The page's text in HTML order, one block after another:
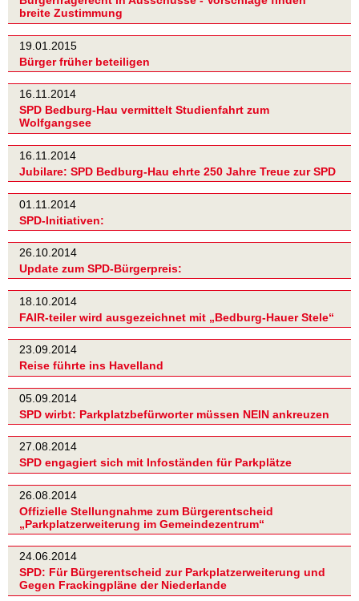
breite Zustimmung
19.01.2015
Bürger früher beteiligen
16.11.2014
SPD Bedburg-Hau vermittelt Studienfahrt zum
Wolfgangsee
16.11.2014
Jubilare: SPD Bedburg-Hau ehrte 250 Jahre Treue zur SPD
01.11.2014
SPD-Initiativen:
26.10.2014
Update zum SPD-Bürgerpreis:
18.10.2014
FAIR-teiler wird ausgezeichnet mit „Bedburg-Hauer Stele“
23.09.2014
Reise führte ins Havelland
05.09.2014
SPD wirbt: Parkplatzbefürworter müssen NEIN ankreuzen
27.08.2014
SPD engagiert sich mit Infoständen für Parkplätze
26.08.2014
Offizielle Stellungnahme zum Bürgerentscheid
„Parkplatzerweiterung im Gemeindezentrum“
24.06.2014
SPD: Für Bürgerentscheid zur Parkplatzerweiterung und
Gegen Frackingpläne der Niederlande